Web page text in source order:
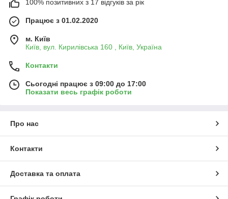
100% позитивних з 17 відгуків за рік
Працює з 01.02.2020
м. Київ
Київ, вул. Кирилівська 160 , Київ, Україна
Контакти
Сьогодні працює з 09:00 до 17:00
Показати весь графік роботи
Про нас
Контакти
Доставка та оплата